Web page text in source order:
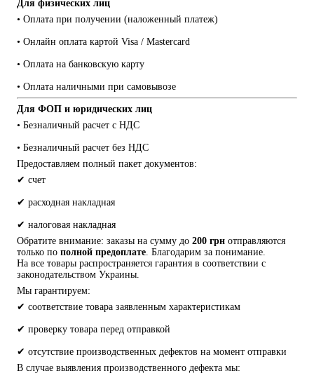
Для физических лиц
• Оплата при получении (наложенный платеж)
• Онлайн оплата картой Visa / Mastercard
• Оплата на банковскую карту
• Оплата наличными при самовывозе
Для ФОП и юридических лиц
• Безналичный расчет с НДС
• Безналичный расчет без НДС
Предоставляем полный пакет документов:
✔ счет
✔ расходная накладная
✔ налоговая накладная
Обратите внимание: заказы на сумму до 200 грн отправляются
только по полной предоплате. Благодарим за понимание.
На все товары распространяется гарантия в соответствии с
законодательством Украины.
Мы гарантируем:
✔ соответствие товара заявленным характеристикам
✔ проверку товара перед отправкой
✔ отсутствие производственных дефектов на момент отправки
В случае выявления производственного дефекта мы: